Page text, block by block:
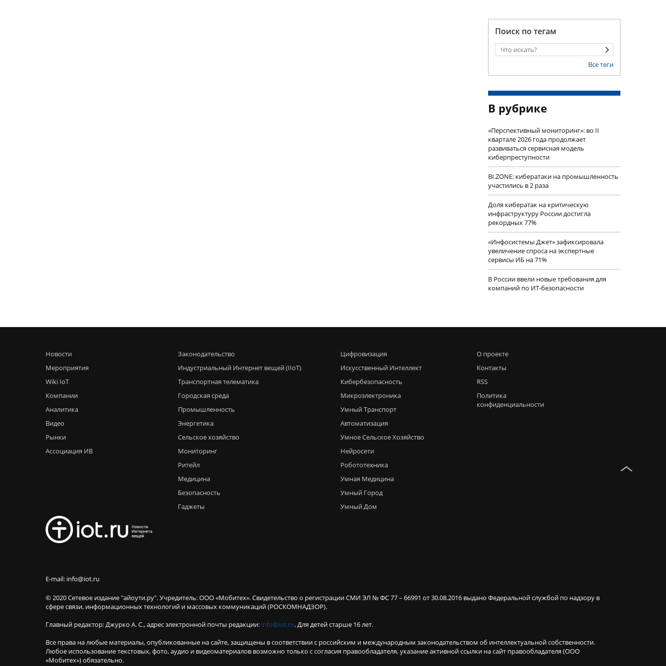
Поиск по тегам
Все теги
В рубрике
«Перспективный мониторинг»: во II
квартале 2026 года продолжает
развиваться сервисная модель
киберпреступности
BI.ZONE: кибератаки на промышленность
участились в 2 раза
Доля кибератак на критическую
инфраструктуру России достигла
рекордных 77%
«Инфосистемы Джет» зафиксировала
увеличение спроса на экспертные
сервисы ИБ на 71%
В России ввели новые требования для
компаний по ИТ-безопасности
Новости
Мероприятия
Wiki IoT
Компании
Аналитика
Видео
Рынки
Ассоциация ИВ
Законодательство
Индустриальный Интернет вещей (IIoT)
Транспортная телематика
Городская среда
Промышленность
Энергетика
Сельское хозяйство
Мониторинг
Ритейл
Медицина
Безопасность
Гаджеты
Цифровизация
Искусственный Интеллект
Кибербезопасность
Микроэлектроника
Умный Транспорт
Автоматизация
Умное Сельское Хозяйство
Нейросети
Робототехника
Умная Медицина
Умный Город
Умный Дом
О проекте
Контакты
RSS
Политика
конфиденциальности
E-mail: info@iot.ru
© 2020 Сетевое издание "айоути.ру". Учредитель: ООО «Мобитех». Свидетельство о регистрации СМИ ЭЛ № ФС 77 – 66991 от 30.08.2016 выдано Федеральной службой по надзору в
сфере связи, информационных технологий и массовых коммуникаций (РОСКОМНАДЗОР).
Главный редактор: Джурко А. С., адрес электронной почты редакции: info@iot.ru. Для детей старше 16 лет.
Все права на любые материалы, опубликованные на сайте, защищены в соответствии с российским и международным законодательством об интеллектуальной собственности.
Любое использование текстовых, фото, аудио и видеоматериалов возможно только с согласия правообладателя, указание активной ссылки на сайт правообладателя (ООО
«Мобитех») обязательно.